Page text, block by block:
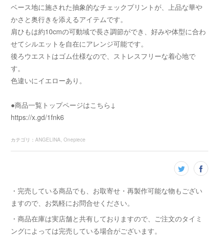
ベース地に施された抽象的なチェックプリントが、上品な華や
かさと奥行きを添えるアイテムです。
肩ひもは約10cmの可動域で長さ調節ができ、好みや体型に合わ
せてシルエットを自在にアレンジ可能です。
後ろウエストはゴム仕様なので、ストレスフリーな着心地で
す。
色違いにイエローあり。
●商品一覧トップページはこちら↓
https://x.gd/1fnk6
カテゴリ ：ANGELINA Onepiece
・完売している商品でも、お取寄せ・再製作可能な物もござい
ますので、お気軽にお問合せください。
・商品在庫は実店舗と共有しておりますので、ご注文のタイミ
ングによっては完売している場合がございます。